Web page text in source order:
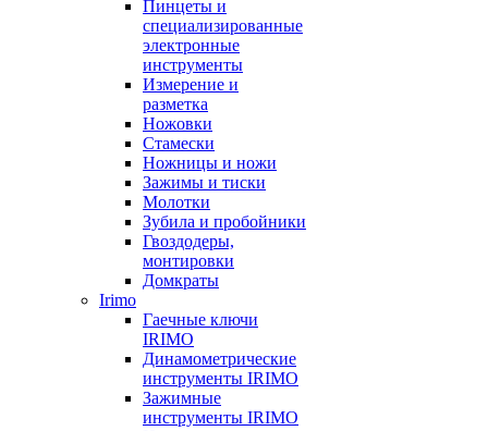
Пинцеты и
специализированные
электронные
инструменты
Измерение и
разметка
Ножовки
Стамески
Ножницы и ножи
Зажимы и тиски
Молотки
Зубила и пробойники
Гвоздодеры,
монтировки
Домкраты
Irimo
Гаечные ключи
IRIMO
Динамометрические
инструменты IRIMO
Зажимные
инструменты IRIMO